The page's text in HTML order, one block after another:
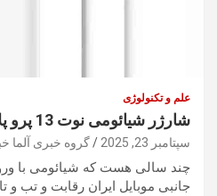
علم و تکنولوژی
شارژر شیائومی نوت 13 پرو پلاس چند وات است؟
سپتامبر 23, 2025 گروه خبری آلما
چند سالی هست که شیائومی با ورود
جانبی موبایل ایران رقابت و تب و